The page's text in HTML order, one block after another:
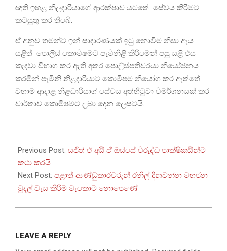
ඥාති ඉහළ නිලදාරියාගේ ආරක්ෂාව යටතේ සේවය කිරිමට
කටයුතු කර තිබෙි.
ඒ අනුව තමන්ට ඉන් සාදාරණයක් ඉටු නොවිම නිසා ඇය
යළිත් පොලිස් කොමිෂමට පැමිනිළි කිරිමෙන් පසු යළි එය
කැදවා විභාග කර ඇති අතර පොලිස්පතිවරයා නියෝජනය
කරමින් පැමිනි නිළදාරියාට කොමිෂම නියෝග කර ඇත්තේ
වහාම ආදාළ නිළධාරියාග් සේවය අත්හිටුවා විමර්ශනයක් කර
වාර්තාව කොමිෂමට ලබා දෙන ලෙසටයි.
09-
07
Previous Post: සජිත් ඒ අයි ඒ ඔස්සේ විරුද්ධ පාක්ෂිකයින්ට
කථා කරයි
Next Post: පළාත් ආණ්ඩුකාරවරුන් රනිල් දිනවන්න මහජන
මුදල් වැය කිරිම මැකොට නොපෙණේ
LEAVE A REPLY